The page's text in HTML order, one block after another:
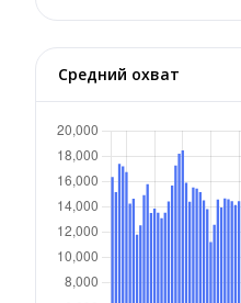
Средний охват